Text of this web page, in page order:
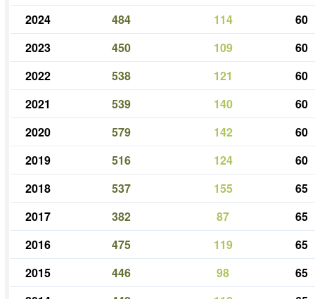
2024
484 114
60
2023
450 109
60
2022
538 121
60
2021
539 140
60
2020
579 142
60
2019
516 124
60
2018
537 155
65
2017
382 87
65
2016
475 119
65
2015
446 98
65